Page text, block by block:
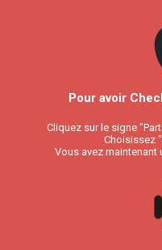
Pour avoir
Cliquez sur le signe
Choisissez
Vous avez maintenant